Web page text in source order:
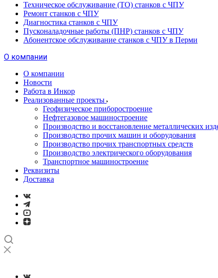
Техническое обслуживание (ТО) станков с ЧПУ
Ремонт станков с ЧПУ
Диагностика станков с ЧПУ
Пусконаладочные работы (ПНР) станков с ЧПУ
Абонентское обслуживание станков с ЧПУ в Перми
О компании
О компании
Новости
Работа в Инкор
Реализованные проекты
Геофизическое приборостроение
Нефтегазовое машиностроение
Производство и восстановление металлических
Производство прочих машин и оборудования
Производство прочих транспортных средств
Производство электрического оборудования
Транспортное машиностроение
Реквизиты
Доставка